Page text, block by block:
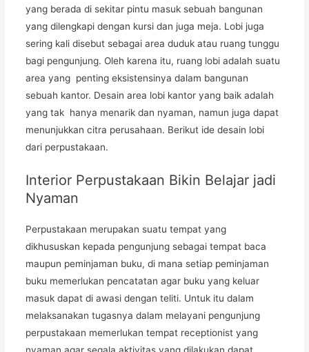
yang berada di sekitar pintu masuk sebuah bangunan
yang dilengkapi dengan kursi dan juga meja. Lobi juga
sering kali disebut sebagai area duduk atau ruang tunggu
bagi pengunjung. Oleh karena itu, ruang lobi adalah suatu
area yang penting eksistensinya dalam bangunan
sebuah kantor. Desain area lobi kantor yang baik adalah
yang tak hanya menarik dan nyaman, namun juga dapat
menunjukkan citra perusahaan. Berikut ide desain lobi
dari perpustakaan.
Interior Perpustakaan Bikin Belajar jadi
Nyaman
Perpustakaan merupakan suatu tempat yang
dikhususkan kepada pengunjung sebagai tempat baca
maupun peminjaman buku, di mana setiap peminjaman
buku memerlukan pencatatan agar buku yang keluar
masuk dapat di awasi dengan teliti. Untuk itu dalam
melaksanakan tugasnya dalam melayani pengunjung
perpustakaan memerlukan tempat receptionist yang
nyaman agar segala aktivitas yang dilakukan dapat